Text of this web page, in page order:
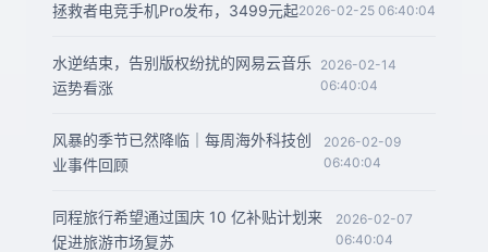
拯救者电竞手机Pro发布，3499元起2026-02-25 06:40:04
水逆结束，告别版权纷扰的网易云音乐
运势看涨
2026-02-14
06:40:04
风暴的季节已然降临｜每周海外科技创
业事件回顾
2026-02-09
06:40:04
同程旅行希望通过国庆 10 亿补贴计划来
促进旅游市场复苏
2026-02-07
06:40:04